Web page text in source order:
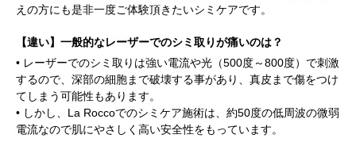
えの方にも是非一度ご体験頂きたいシミケアです。
【違い】一般的なレーザーでのシミ取りが痛いのは？
• レーザーでのシミ取りは強い電流や光（500度～800度）で刺激
するので、深部の細胞まで破壊する事があり、真皮まで傷をつけ
てしまう可能性もあります。
• しかし、La Roccoでのシミケア施術は、約50度の低周波の微弱
電流なので肌にやさしく高い安全性をもっています。